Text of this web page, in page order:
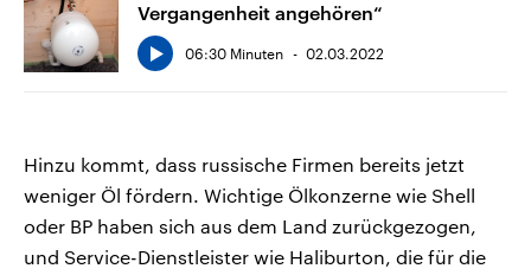
Vergangenheit angehören“
06:30 Minuten 02.03.2022
Hinzu kommt, dass russische Firmen bereits jetzt
weniger Öl fördern. Wichtige Ölkonzerne wie Shell
oder BP haben sich aus dem Land zurückgezogen,
und Service-Dienstleister wie Haliburton, die für die